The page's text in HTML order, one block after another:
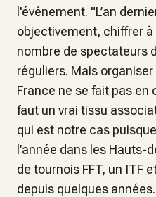
l'événement. "L’an
objectivement, chiffrer
nombre de spectateurs
réguliers. Mais
France ne se fait pas en
faut un vrai tissu
qui est notre cas
l’année dans les
de tournois FFT, un ITF
depuis quelques